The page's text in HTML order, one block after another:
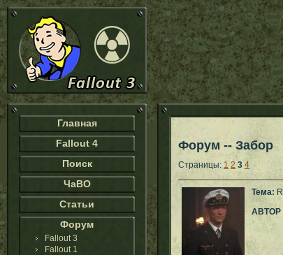
Главная
Fallout 4
Поиск
ЧаВО
Статьи
Форум
Fallout 3
Fallout 1
Форум -- Забор
Страницы: 1 2 3 4
Тема:
АВТОР